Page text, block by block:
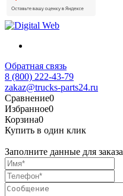
Обратная связь
8 (800) 222-43-79
zakaz@trucks-parts24.ru
Сравнение0
Избранное0
Корзина0
Купить в один клик
Заполните данные для заказа